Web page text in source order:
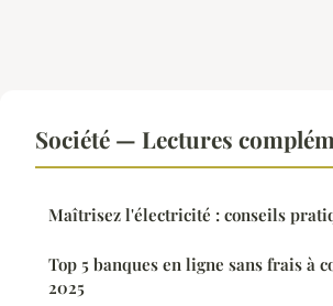
Société — Lectures
Maîtrisez l'électricité : conseils
Top 5 banques en ligne sans frais à
2025